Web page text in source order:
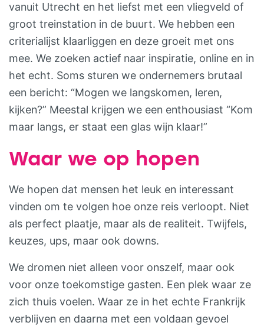
vanuit Utrecht en het liefst met een vliegveld of
groot treinstation in de buurt. We hebben een
criterialijst klaarliggen en deze groeit met ons
mee. We zoeken actief naar inspiratie, online en in
het echt. Soms sturen we ondernemers brutaal
een bericht: “Mogen we langskomen, leren,
kijken?” Meestal krijgen we een enthousiast “Kom
maar langs, er staat een glas wijn klaar!”
Waar we op hopen
We hopen dat mensen het leuk en interessant
vinden om te volgen hoe onze reis verloopt. Niet
als perfect plaatje, maar als de realiteit. Twijfels,
keuzes, ups, maar ook downs.
We dromen niet alleen voor onszelf, maar ook
voor onze toekomstige gasten. Een plek waar ze
zich thuis voelen. Waar ze in het echte Frankrijk
verblijven en daarna met een voldaan gevoel